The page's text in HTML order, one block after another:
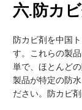
六.防カ
防カビ剤を中国
す。これらの製
単で、ほとんど
製品が特定の防
ださい。防カビ